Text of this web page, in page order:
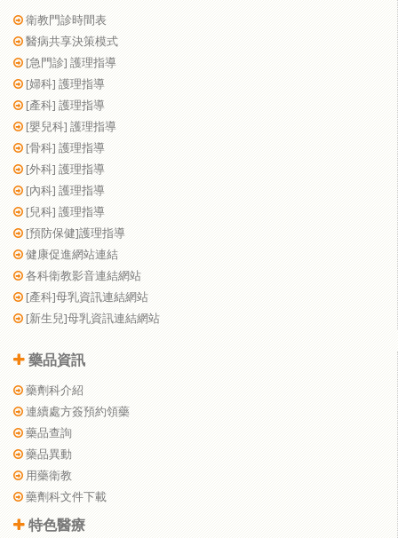
衛教門診時間表
醫病共享決策模式
[急門診] 護理指導
[婦科] 護理指導
[產科] 護理指導
[嬰兒科] 護理指導
[骨科] 護理指導
[外科] 護理指導
[內科] 護理指導
[兒科] 護理指導
[預防保健]護理指導
健康促進網站連結
各科衛教影音連結網站
[產科]母乳資訊連結網站
[新生兒]母乳資訊連結網站
藥品資訊
藥劑科介紹
連續處方簽預約領藥
藥品查詢
藥品異動
用藥衛教
藥劑科文件下載
特色醫療